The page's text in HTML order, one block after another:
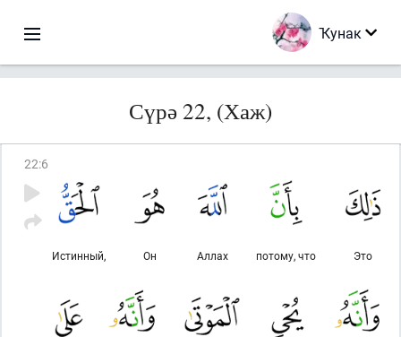
Ҡунак
Сүрә 22, (Хаж)
22:6
Это
потому, что
Аллах
Он
Истинный,